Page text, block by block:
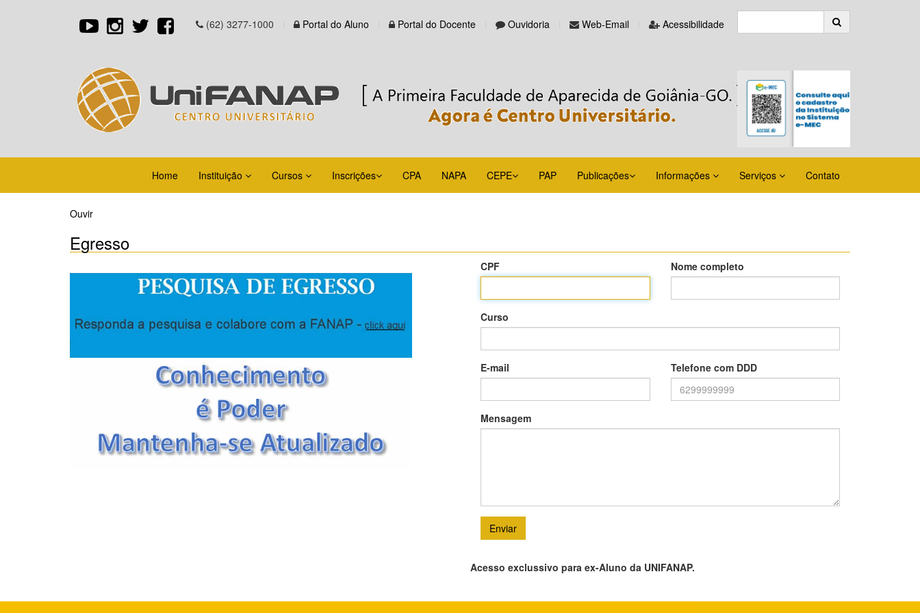
(62) 3277-1000 Portal do Aluno Portal do Docente Ouvidoria Web-Email Acessibilidade
Home Instituição Cursos Inscrições CPA NAPA CEPE PAP Publicações Informações Serviços Contato
Ouvir
Egresso
CPF Nome completo
Curso
E-mail Telefone com DDD
Mensagem
Enviar
Acesso exclussivo para ex-Aluno da UNIFANAP.